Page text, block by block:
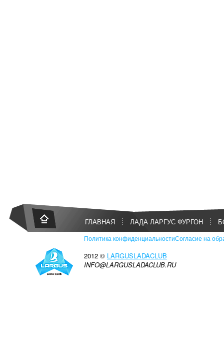
ГЛАВНАЯ ЛАДА ЛАРГУС ФУРГОН
Политика конфиденциальностиСогласие на
2012 © LARGUSLADACLUB
INFO@LARGUSLADACLUB.RU